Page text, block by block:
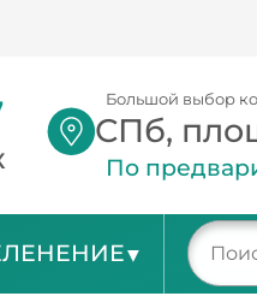
Большой выбор
СПб,
По